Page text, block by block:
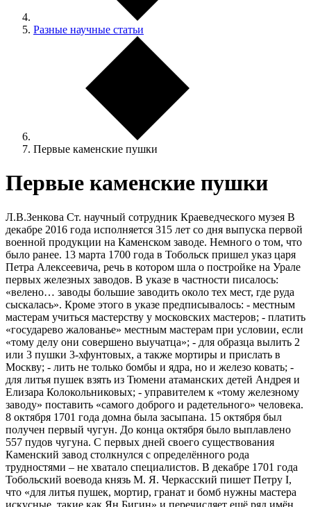
Разные научные статьи
Первые каменские пушки
Первые каменские пушки
Л.В.Зенкова Ст. научный сотрудник Краеведческого музея В
декабре 2016 года исполняется 315 лет со дня выпуска первой
военной продукции на Каменском заводе. Немного о том, что
было ранее. 13 марта 1700 года в Тобольск пришел указ царя
Петра Алексеевича, речь в котором шла о постройке на Урале
первых железных заводов. В указе в частности писалось:
«велено… заводы большие заводить около тех мест, где руда
сыскалась». Кроме этого в указе предписывалось: - местным
мастерам учиться мастерству у московских мастеров; - платить
«государево жалованье» местным мастерам при условии, если
«тому делу они совершено выучатца»; - для образца вылить 2
или 3 пушки 3-хфунтовых, а также мортиры и прислать в
Москву; - лить не только бомбы и ядра, но и железо ковать; -
для литья пушек взять из Тюмени атаманских детей Андрея и
Елизара Колокольниковых; - управителем к «тому железному
заводу» поставить «самого доброго и радетельного» человека.
8 октября 1701 года домна была засыпана. 15 октября был
получен первый чугун. До конца октября было выплавлено
557 пудов чугуна. С первых дней своего существования
Каменский завод столкнулся с определённого рода
трудностями – не хватало специалистов. В декабре 1701 года
Тобольский воевода князь М. Я. Черкасский пишет Петру I,
что «для литья пушек, мортир, гранат и бомб нужны мастера
искусные, такие как Ян Бигин» и перечисляет ещё ряд имён.